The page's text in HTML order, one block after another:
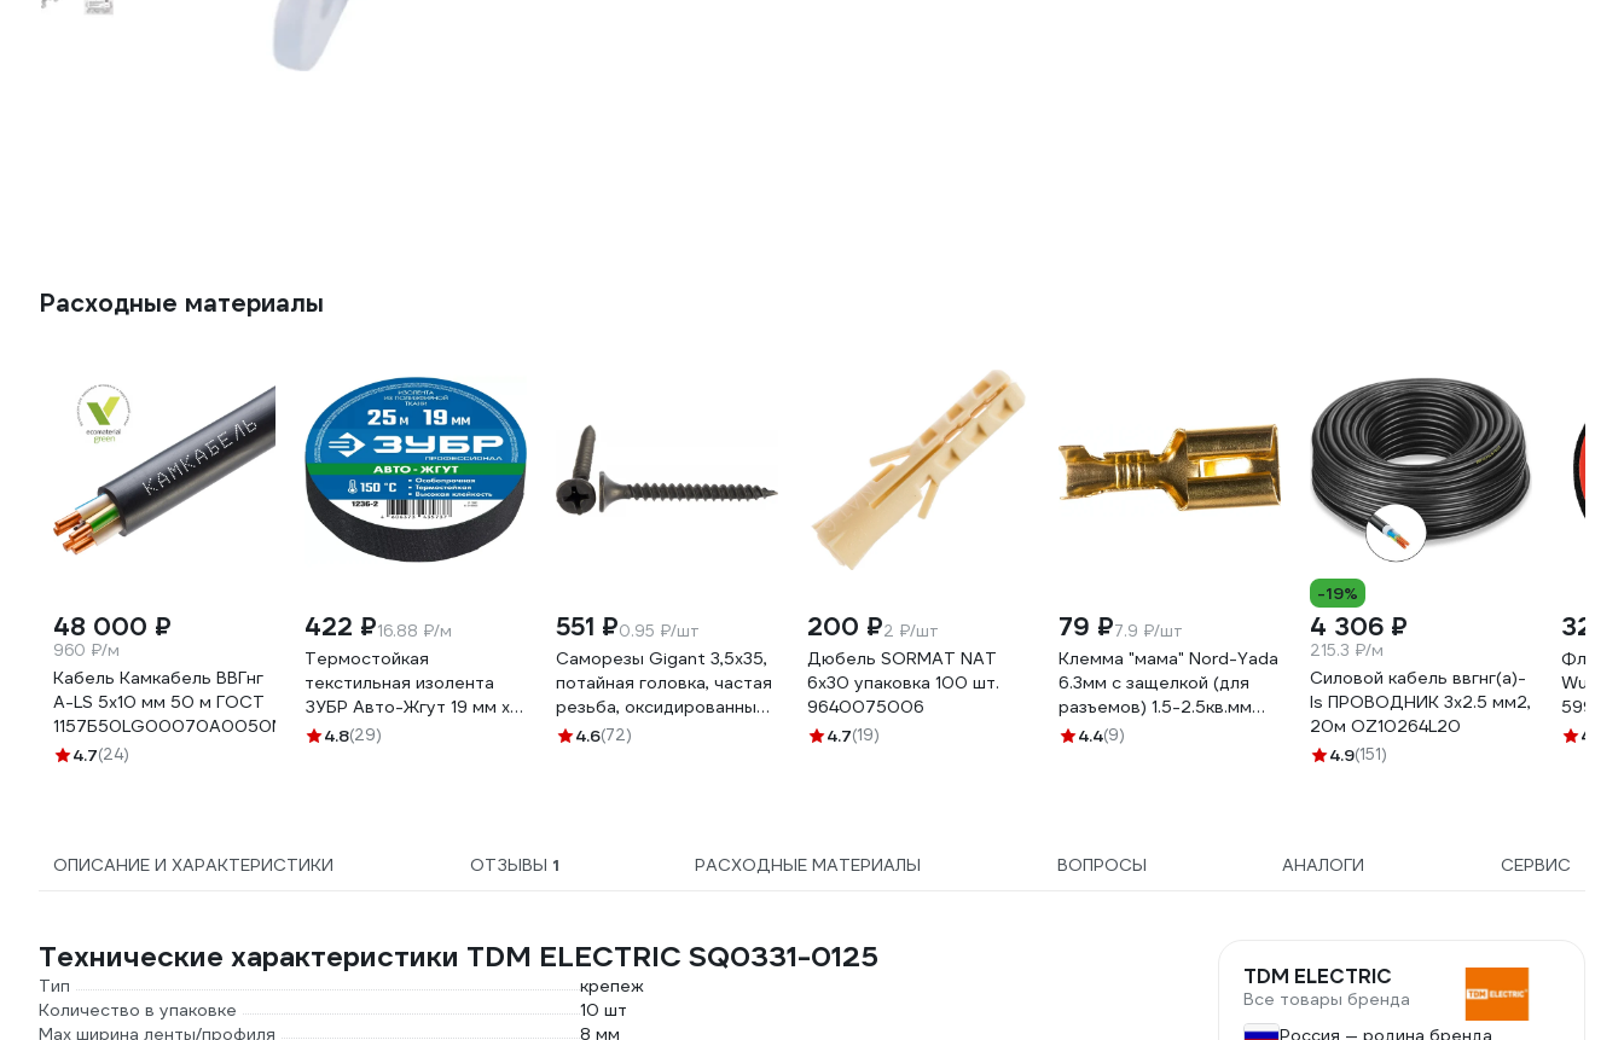
Расходные материалы
48 000 ₽
960 ₽/м
Кабель Камкабель ВВГнг
А-LS 5x10 мм 50 м ГОСТ
1157Б50LG00070А0050М
4.7(24)
422 ₽16.88 ₽/м
Термостойкая
текстильная изолента
ЗУБР Авто-Жгут 19 мм х
25 м 1236-2
4.8(29)
551 ₽0.95 ₽/шт
Саморезы Gigant 3,5x35,
потайная головка, частая
резьба, оксидированный,
1 кг. 123613
4.6(72)
200 ₽2 ₽/шт
Дюбель SORMAT NAT
6x30 упаковка 100 шт.
9640075006
4.7(19)
79 ₽7.9 ₽/шт
Клемма "мама" Nord-Yada
6.3мм с защелкой (для
разъемов) 1.5-2.5кв.мм
906369
4.4(9)
-19%
4 306 ₽
215.3 ₽/м
Силовой кабель ввгнг(a)-
ls ПРОВОДНИК 3x2.5 мм2,
20м OZ10264L20
4.9(151)
326
Wurth
4.3
ОПИСАНИЕ И ХАРАКТЕРИСТИКИ ОТЗЫВЫ 1 РАСХОДНЫЕ МАТЕРИАЛЫ ВОПРОСЫ АНАЛОГИ СЕРВИС
Технические характеристики TDM ELECTRIC SQ0331-0125
Тип
крепеж
Количество в упаковке
10 шт
Мах ширина ленты/профиля
8 мм
TDM ELECTRIC
Все товары бренда
Россия — родина бренда